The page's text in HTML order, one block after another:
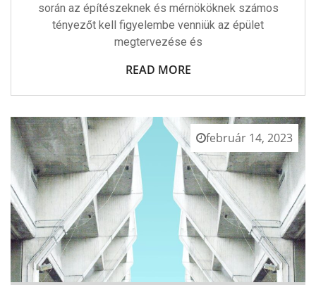
során az építészeknek és mérnököknek számos
tényezőt kell figyelembe venniük az épület
megtervezése és
READ MORE
február 14, 2023